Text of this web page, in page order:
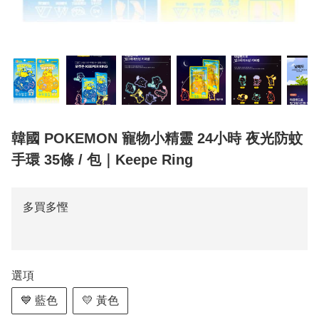
韓國 POKEMON 寵物小精靈 24小時 夜光防蚊
手環 35條 / 包｜Keepe Ring
多買多慳
選項
💙 藍色 💛 黃色